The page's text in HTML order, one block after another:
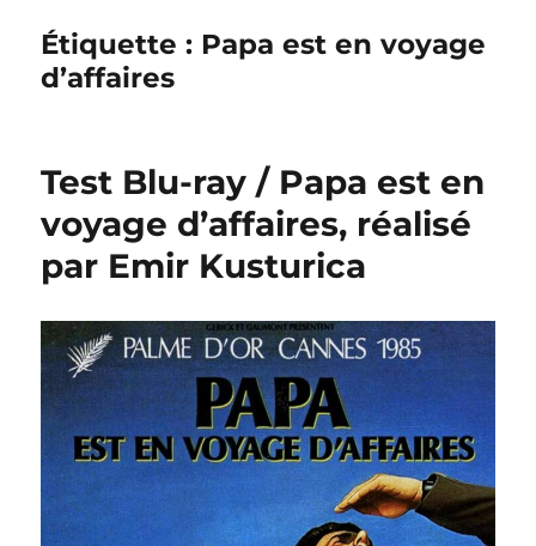
Étiquette : Papa est en voyage
d’affaires
Test Blu-ray / Papa est en
voyage d’affaires, réalisé
par Emir Kusturica